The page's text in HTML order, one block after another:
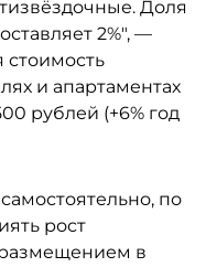
Доля
2%", —
стоимость
и апартаментах
рублей (+6% год
по
рост
в